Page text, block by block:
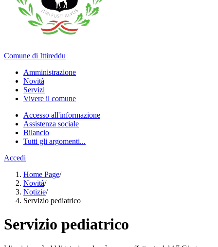
Comune di Ittireddu
Amministrazione
Novità
Servizi
Vivere il comune
Accesso all'informazione
Assistenza sociale
Bilancio
Tutti gli argomenti...
Accedi
Home Page/
Novità/
Notizie/
Servizio pediatrico
Servizio pediatrico